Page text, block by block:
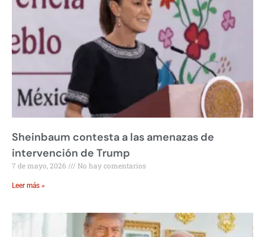
Sheinbaum contesta a las amenazas de
intervención de Trump
7 de mayo, 2026 No hay comentarios
Leer más »